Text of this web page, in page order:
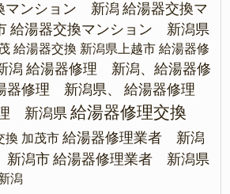
マンション 新潟 給湯器交換マ
給湯器交換マンション 新潟県
給湯器交換 新潟県上越市 給湯器修
潟 給湯器修理 新潟、給湯器修
修理 新潟県、
給湯器修理
新潟県 給湯器修理交換
換 加茂市 給湯器修理業者 新潟
新潟市 給湯器修理業者 新潟県
潟